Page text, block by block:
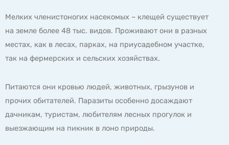
Мелких членистоногих насекомых – клещей существует
на земле более 48 тыс. видов. Проживают они в разных
местах, как в лесах, парках, на приусадебном участке,
так на фермерских и сельских хозяйствах.
Питаются они кровью людей, животных, грызунов и
прочих обитателей. Паразиты особенно досаждают
дачникам, туристам, любителям лесных прогулок и
выезжающим на пикник в лоно природы.